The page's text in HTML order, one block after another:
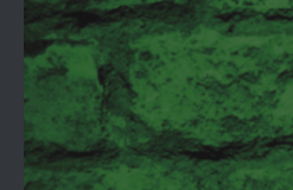
Salta al contenuto